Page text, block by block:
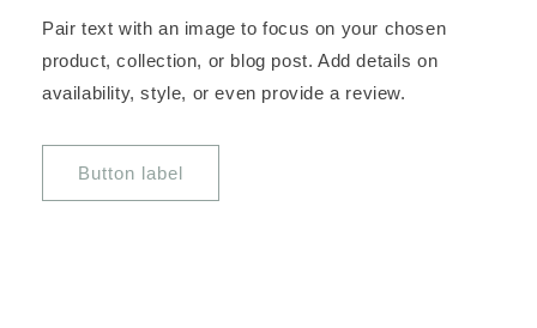
Pair text with an image to focus on your chosen
product, collection, or blog post. Add details on
availability, style, or even provide a review.
Button label